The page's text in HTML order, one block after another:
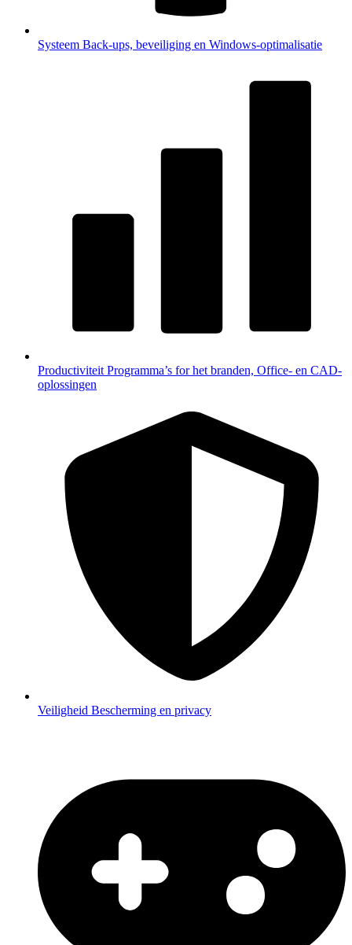
Systeem Back-ups, beveiliging en Windows-optimalisatie
Productiviteit Programma’s for het branden, Office- en CAD-
oplossingen
Veiligheid Bescherming en privacy